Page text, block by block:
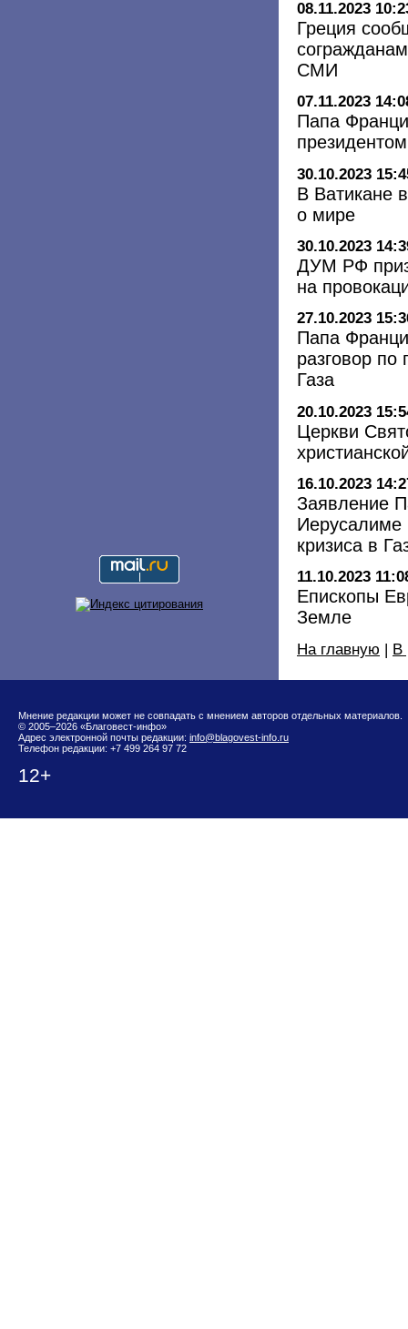
08.11.2023
Греция
СМИ
07.11.2023
Папа
30.10.2023
В Ватикане
о мире
30.10.2023
ДУМ РФ
на
27.10.2023
Папа
разговор по
Газа
20.10.2023
Церкви
16.10.2023
Заявление
Иерусалиме
кризиса в
11.10.2023
Епископы
Земле
На главную | В
Мнение редакции может не совпадать с мнением авторов отдельных материалов.
© 2005–2026 «Благовест-инфо»
Адрес электронной почты редакции: info@blagovest-info.ru
Телефон редакции: +7 499 264 97 72
12+